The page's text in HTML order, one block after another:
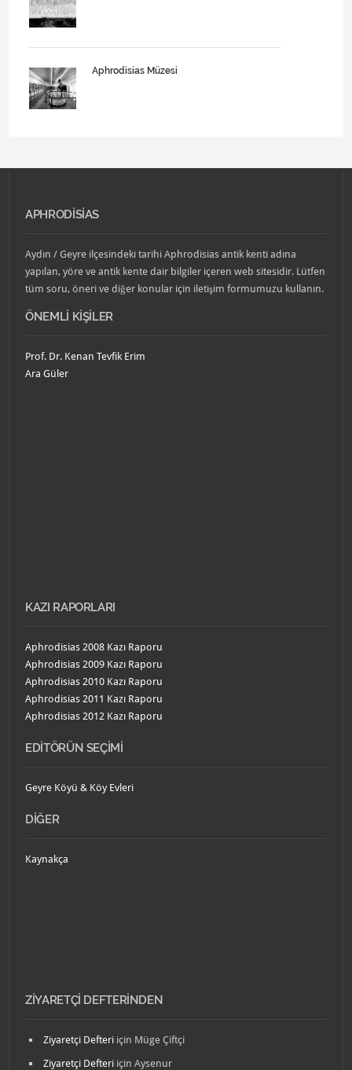
Aphrodisias Müzesi
APHRODISIAS
Aydın / Geyre ilçesindeki tarihi Aphrodisias antik kenti adına
yapılan, yöre ve antik kente dair bilgiler içeren web sitesidir. Lütfen
tüm soru, öneri ve diğer konular için iletişim formumuzu kullanın.
ÖNEMLI KIŞILER
Prof. Dr. Kenan Tevfik Erim
Ara Güler
KAZI RAPORLARI
Aphrodisias 2008 Kazı Raporu
Aphrodisias 2009 Kazı Raporu
Aphrodisias 2010 Kazı Raporu
Aphrodisias 2011 Kazı Raporu
Aphrodisias 2012 Kazı Raporu
EDITÖRÜN SEÇIMI
Geyre Köyü & Köy Evleri
DIĞER
Kaynakça
ZIYARETÇI DEFTERINDEN
Ziyaretçi Defteri için Müge Çiftçi
Ziyaretçi Defteri içinAysenur